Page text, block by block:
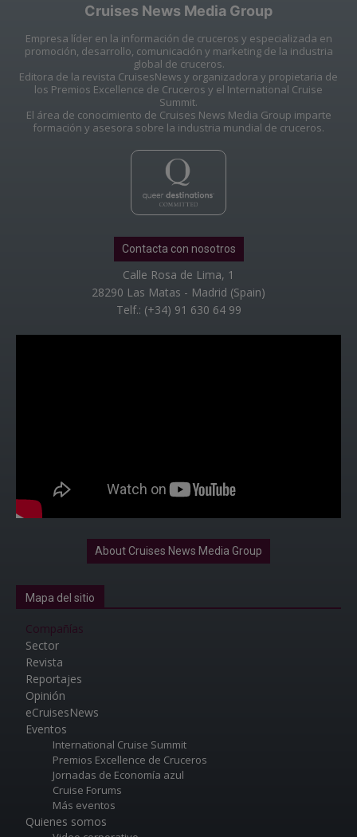
Cruises News Media Group
Empresa líder en la información de cruceros y especializada en
promoción, desarrollo, comunicación y marketing de la industria
global de cruceros.
Editora de la revista CruisesNews y organizadora y propietaria de
los Premios Excellence de Cruceros y el International Cruise
Summit.
El área de conocimiento de Cruises News Media Group imparte
formación y asesora sobre la industria mundial de cruceros.
Contacta con nosotros
Calle Rosa de Lima, 1
28290 Las Matas - Madrid (Spain)
Telf.: (+34) 91 630 64 99
About Cruises News Media Group
Mapa del sitio
Compañías
Sector
Revista
Reportajes
Opinión
eCruisesNews
Eventos
International Cruise Summit
Premios Excellence de Cruceros
Jornadas de Economía azul
Cruise Forums
Más eventos
Quienes somos